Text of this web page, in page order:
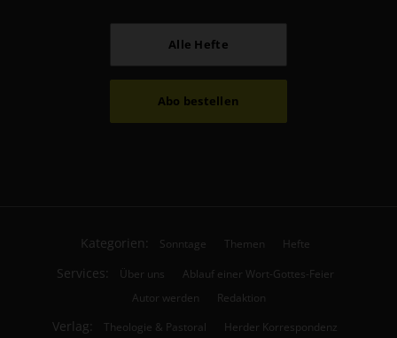
Alle Hefte
Abo bestellen
Kategorien: Sonntage Themen Hefte
Services: Über uns
Ablauf einer Wort-Gottes-Feier
Autor werden
Redaktion
Verlag: Theologie & Pastoral
Herder Korrespondenz